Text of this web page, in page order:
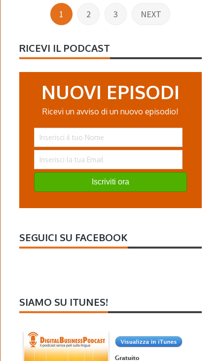
1 2 3 NEXT
RICEVI IL PODCAST
NUOVI EPISODI
Ricevi un avviso di un nuovo episodio!
Iscriviti ora
SEGUICI SU FACEBOOK
SIAMO SU ITUNES!